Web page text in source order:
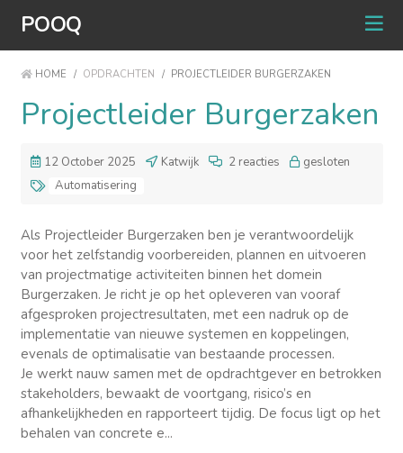
POOQ
HOME / OPDRACHTEN / PROJECTLEIDER BURGERZAKEN
Projectleider Burgerzaken
12 October 2025 Katwijk 2 reacties
gesloten
Automatisering
Als Projectleider Burgerzaken ben je verantwoordelijk
voor het zelfstandig voorbereiden, plannen en uitvoeren
van projectmatige activiteiten binnen het domein
Burgerzaken. Je richt je op het opleveren van vooraf
afgesproken projectresultaten, met een nadruk op de
implementatie van nieuwe systemen en koppelingen,
evenals de optimalisatie van bestaande processen.
Je werkt nauw samen met de opdrachtgever en betrokken
stakeholders, bewaakt de voortgang, risico’s en
afhankelijkheden en rapporteert tijdig. De focus ligt op het
behalen van concrete e...